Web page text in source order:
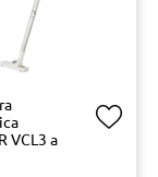
VCL3 a